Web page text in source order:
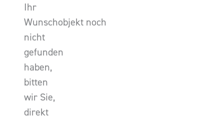
Ihr
Wunschobjekt noch
nicht
gefunden
haben,
bitten
wir Sie,
direkt